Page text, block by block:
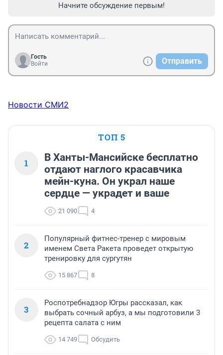
Начните обсуждение первым!
Гость
Войти
Отправить
Новости СМИ2
ТОП 5
1
В Ханты-Мансийске бесплатно
отдают наглого красавчика
мейн-куна. Он украл наше
сердце — украдет и ваше
21 090 4
2
Популярный фитнес-тренер с мировым
именем Света Ракета проведет открытую
тренировку для сургутян
15 867 8
3
Роспотребнадзор Югры рассказал, как
выбрать сочный арбуз, а мы подготовили 3
рецепта салата с ним
14 749 Обсудить